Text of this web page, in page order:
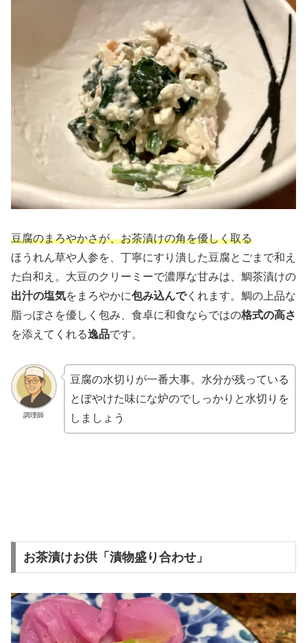
豆腐のまろやかさが、お茶漬けの角を優しく取る
ほうれん草や人参を、丁寧にすり潰した豆腐とごまで和え
た白和え。大豆のクリーミーで濃厚な甘みは、鯛茶漬けの
出汁の塩気をまろやかに包み込んでくれます。鯛の上品な
脂っぽさを優しく包み、食卓に和食ならではの格式の高さ
を添えてくれる逸品です。
調理師
豆腐の水切りが一番大事。水分が残っている
とぼやけた味にな炉のでしっかりと水切りを
しましょう
お茶漬けお供「漬物盛り合わせ」